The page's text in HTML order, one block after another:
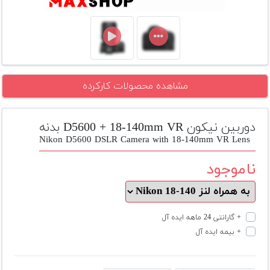
افزودن
دست
دوم
لیست
قیمت
دوربین
بله
مشاهده محصولات کارکرده
دوربین نیکون D5600 + 18-140mm VR بدنه
Nikon D5600 DSLR Camera with 18-140mm VR Lens
ناموجود
+ گارانتی 24 ماهه ایده آل
+ بیمه ایده آل